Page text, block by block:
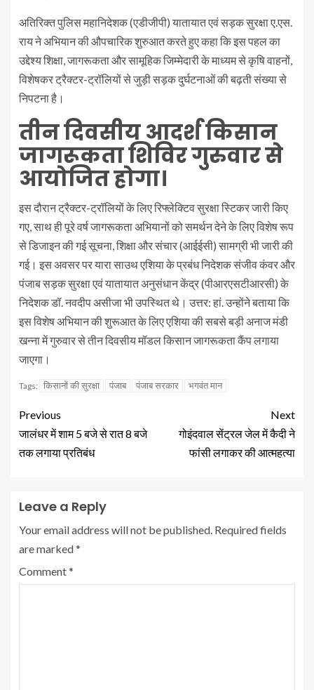
अतिरिक्त पुलिस महानिदेशक (एडीजीपी) यातायात एवं सड़क सुरक्षा ए.एस.
राय ने अभियान की औपचारिक शुरुआत करते हुए कहा कि इस पहल का
उद्देश्य शिक्षा, जागरूकता और सामूहिक जिम्मेदारी के माध्यम से कृषि वाहनों,
विशेषकर ट्रैक्टर-ट्रॉलियों से जुड़ी सड़क दुर्घटनाओं की बढ़ती संख्या से
निपटना है।
तीन दिवसीय आदर्श किसान
जागरूकता शिविर गुरुवार से
आयोजित होगा।
इस दौरान ट्रैक्टर-ट्रॉलियों के लिए रिफ्लेक्टिव सुरक्षा स्टिकर जारी किए
गए, साथ ही पूरे वर्ष जागरूकता अभियानों को समर्थन देने के लिए विशेष रूप
से डिजाइन की गई सूचना, शिक्षा और संचार (आईईसी) सामग्री भी जारी की
गई। इस अवसर पर यारा साउथ एशिया के प्रबंध निदेशक संजीव कंवर और
पंजाब सड़क सुरक्षा एवं यातायात अनुसंधान केंद्र (पीआरएसटीआरसी) के
निदेशक डॉ. नवदीप असीजा भी उपस्थित थे। उत्तर: हां. उन्होंने बताया कि
इस विशेष अभियान की शुरूआत के लिए एशिया की सबसे बड़ी अनाज मंडी
खन्ना में गुरुवार से तीन दिवसीय मॉडल किसान जागरूकता कैंप लगाया
जाएगा।
Tags: किसानों की सुरक्षा पंजाब पंजाब सरकार भगवंत मान
Previous
जालंधर में शाम 5 बजे से रात 8 बजे
तक लगाया प्रतिबंध
Next
गोइंदवाल सेंट्रल जेल में कैदी ने
फांसी लगाकर की आत्महत्या
Leave a Reply
Your email address will not be published. Required fields
are marked*
Comment*